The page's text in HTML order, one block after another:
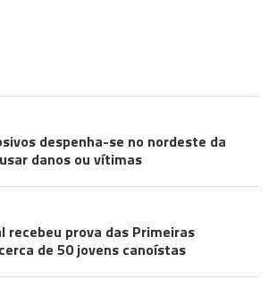
despenha-se no nordeste da
danos ou vítimas
recebeu prova das Primeiras
de 50 jovens canoístas